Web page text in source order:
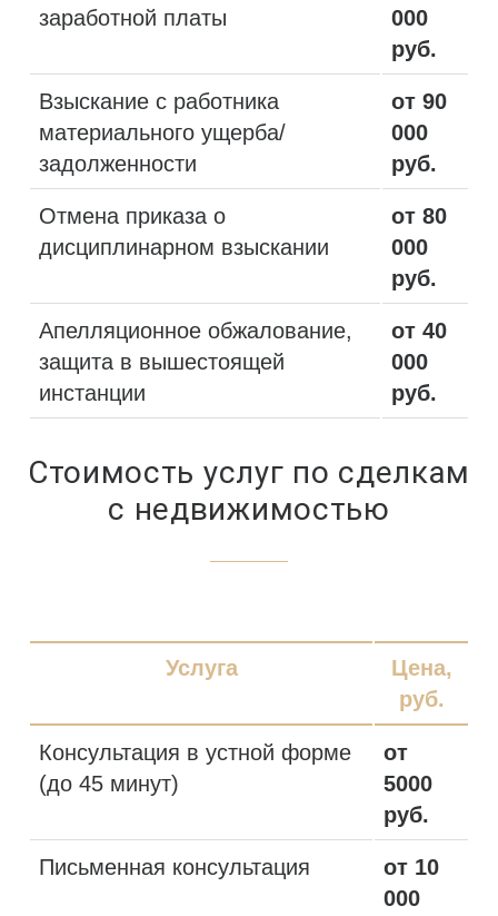
заработной платы
000
руб.
Взыскание с работника
материального ущерба/
задолженности
от 90
000
руб.
Отмена приказа о
дисциплинарном взыскании
от 80
000
руб.
Апелляционное обжалование,
защита в вышестоящей
инстанции
от 40
000
руб.
Стоимость услуг по сделкам
с недвижимостью
Услуга
Цена,
руб.
Консультация в устной форме
(до 45 минут)
от
5000
руб.
Письменная консультация
от 10
000